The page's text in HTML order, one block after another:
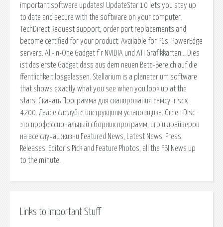
important software updates! UpdateStar 10 lets you stay up
to date and secure with the software on your computer.
TechDirect Request support, order part replacements and
become certified for your product. Available for PCs, PowerEdge
servers. All-In-One Gadget f r NVIDIA und ATI Grafikkarten… Dies
ist das erste Gadget dass aus dem neuen Beta-Bereich auf die
ffentlichkeit losgelassen. Stellarium is a planetarium software
that shows exactly what you see when you look up at the
stars. Скачать Программа для сканирования самсунг scx
4200. Далее следуйте инструкциям установщика. Green Disc -
это профессиональный сборник программ, игр и драйверов
на все случаи жизни Featured News, Latest News, Press
Releases, Editor's Pick and Feature Photos, all the FBI News up
to the minute.
Links to Important Stuff